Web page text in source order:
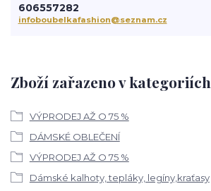
Zboží zařazeno v kategoriích
VÝPRODEJ AŽ O 75 %
DÁMSKÉ OBLEČENÍ
VÝPRODEJ AŽ O 75 %
Dámské kalhoty, tepláky, legíny,kraťasy
606557282
infoboubelkafashion@seznam.cz